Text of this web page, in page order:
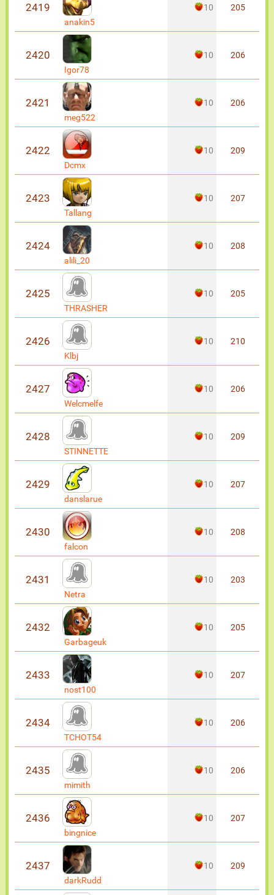
2419
anakin5
10 205
2420
Igor78
10 206
2421
meg522
10 206
2422
Dcmx
10 209
2423
Tallang
10 207
2424
alili_20
10 208
2425
THRASHER
10 205
2426
Klbj
10 210
2427
Welcmelfe
10 206
2428
STINNETTE
10 209
2429
danslarue
10 207
2430
falcon
10 208
2431
Netra
10 203
2432
Garbageuk
10 205
2433
nost100
10 207
2434
TCHOT54
10 206
2435
mimith
10 206
2436
bingnice
10 207
2437
darkRudd
10 209